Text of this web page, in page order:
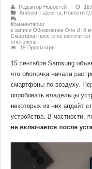
Редактор Новостей
Android Гаджеты
Новости
Комментарии
к записи Обновление One UI 8
Смартфон просто не включится
отключены
19 Просмотры
15 сентября Samsung
что оболочка начала
смартфоны по воздуху.
опробовать владельцы
некоторых из них апдейт
устройства. В частности,
не включается после